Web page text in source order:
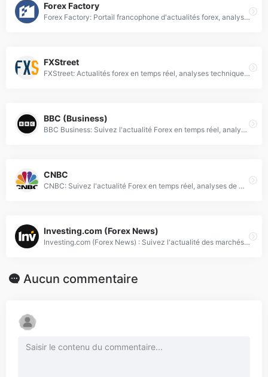
Forex Factory
Forex Factory: Portail francophone d'actualités forex, analyses techniques et calendriers économiques pour traders expérimentés et débutants.
FXStreet
FXStreet: Actualités forex en temps réel, analyses techniques, taux de change et prévisions de marché pour traders professionnels et particuliers.
BBC (Business)
BBC Business: Suivez l'actualité Forex en temps réel, analyses de marchés et conseils d'experts pour les traders et investisseurs.
CNBC
CNBC: Suivez l'actualité Forex en temps réel, analyses de marchés, taux de change et conseils d'experts pour les traders.
Investing.com (Forex News)
Investing.com (Forex News) : Suivez l'actualité des marchés Forex en temps réel, analyses techniques, taux de change et conseils de trading pour traders professionnels.
Aucun commentaire